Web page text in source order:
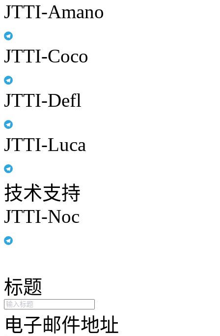
JTTI-Amano
JTTI-Coco
JTTI-Defl
JTTI-Luca
技术支持
JTTI-Noc
标题
电子邮件地址